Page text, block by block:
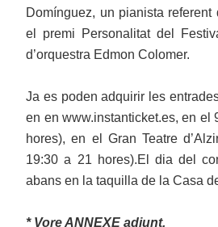
Domínguez, un pianista
el premi Personalitat del
d’orquestra Edmon Colomer.
Ja es poden adquirir les
en en www.instanticket.es, en el
hores), en el Gran Teatre
19:30 a 21 hores).El dia del
abans en la taquilla de la Casa
* Vore ANNEXE adjunt.